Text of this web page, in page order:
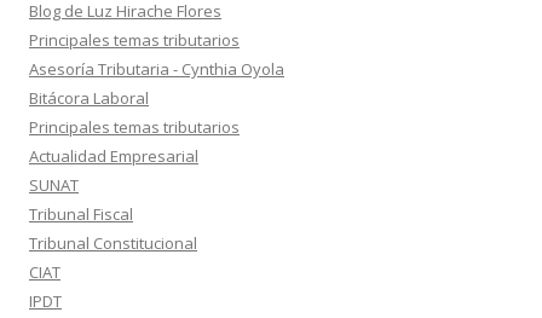
Blog de Luz Hirache Flores
Principales temas tributarios
Asesoría Tributaria - Cynthia Oyola
Bitácora Laboral
Principales temas tributarios
Actualidad Empresarial
SUNAT
Tribunal Fiscal
Tribunal Constitucional
CIAT
IPDT